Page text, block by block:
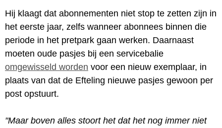
Hij klaagt dat abonnementen niet stop te zetten zijn in
het eerste jaar, zelfs wanneer abonnees binnen die
periode in het pretpark gaan werken. Daarnaast
moeten oude pasjes bij een servicebalie
omgewisseld worden voor een nieuw exemplaar, in
plaats van dat de Efteling nieuwe pasjes gewoon per
post opstuurt.
"Maar boven alles stoort het dat het nog immer niet